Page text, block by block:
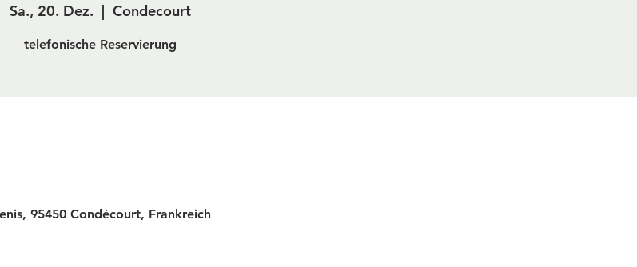
Sa., 20. Dez.
  |
Condecourt
telefonische Reservierung
95450 Condécourt, Frankreich